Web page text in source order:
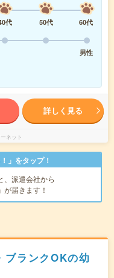
代 50代
60代
男性
詳しく見る
ネット
」をタップ！
、派遣会社から
が届きます！
ブランクOKの幼